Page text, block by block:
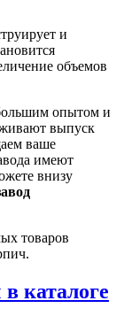
и
объемов
опытом и
выпуск
ваше
имеют
внизу
товаров
каталоге